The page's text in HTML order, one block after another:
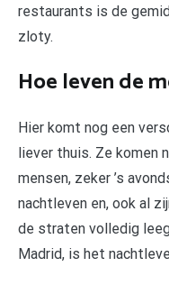
restaurants is de
zloty.
Hoe leven de
Hier komt nog een
liever thuis. Ze komen
mensen, zeker ’s
nachtleven en, ook al
de straten volledig
Madrid, is het